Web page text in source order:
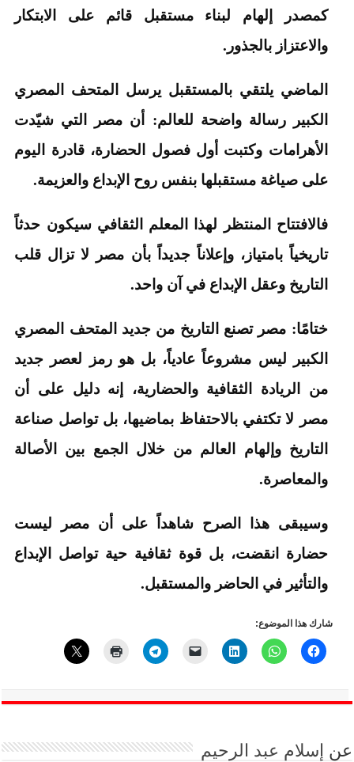
كمصدر إلهام لبناء مستقبل قائم على الابتكار
والاعتزاز بالجذور.
الماضي يلتقي بالمستقبل يرسل المتحف المصري
الكبير رسالة واضحة للعالم: أن مصر التي شيّدت
الأهرامات وكتبت أول فصول الحضارة، قادرة اليوم
على صياغة مستقبلها بنفس روح الإبداع والعزيمة.
فالافتتاح المنتظر لهذا المعلم الثقافي سيكون حدثاً
تاريخياً بامتياز، وإعلاناً جديداً بأن مصر لا تزال قلب
التاريخ وعقل الإبداع في آن واحد.
ختامًا: مصر تصنع التاريخ من جديد المتحف المصري
الكبير ليس مشروعاً عادياً، بل هو رمز لعصر جديد
من الريادة الثقافية والحضارية، إنه دليل على أن
مصر لا تكتفي بالاحتفاظ بماضيها، بل تواصل صناعة
التاريخ وإلهام العالم من خلال الجمع بين الأصالة
والمعاصرة.
وسيبقى هذا الصرح شاهداً على أن مصر ليست
حضارة انقضت، بل قوة ثقافية حية تواصل الإبداع
والتأثير في الحاضر والمستقبل.
شارك هذا الموضوع:
عن إسلام عبد الرحيم